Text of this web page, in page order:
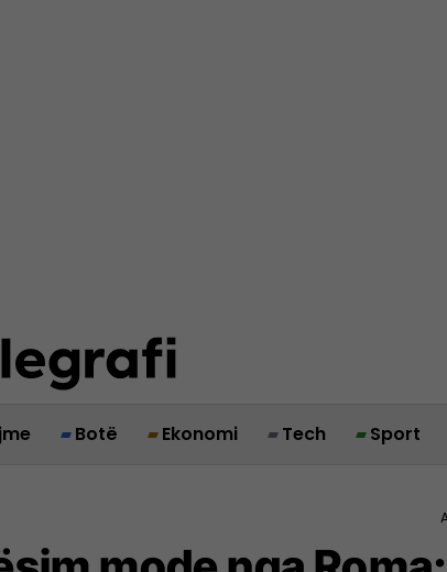
Botë Ekonomi Tech Sport